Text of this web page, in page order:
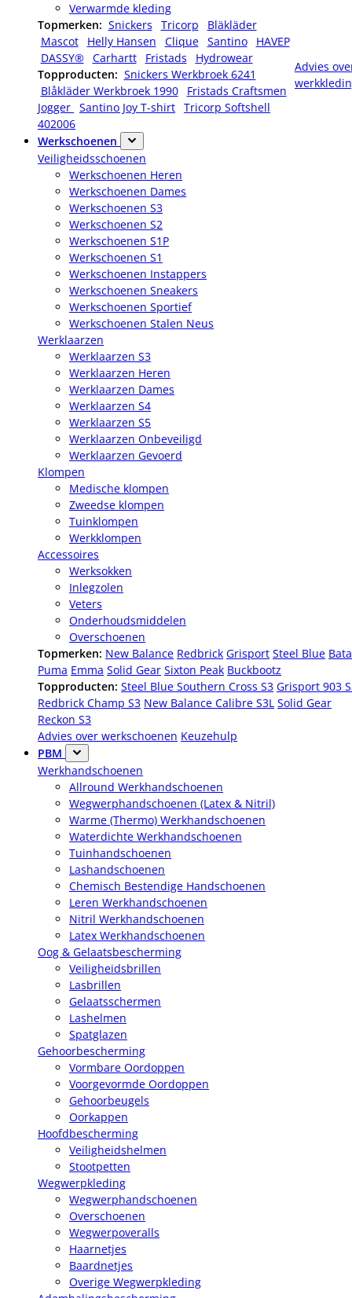
Verwarmde kleding
Topmerken: Snickers Tricorp
Bläkläder
Mascot
Helly Hansen Clique Santino
HAVEP
DASSY®
Carhartt Fristads
Hydrowear
Topproducten: Snickers Werkbroek 6241
Blåkläder Werkbroek 1990
Fristads Craftsmen
Jogger Santino Joy T-shirt Tricorp Softshell
402006
Advies
Werkschoenen
Veiligheidsschoenen
Werkschoenen Heren
Werkschoenen Dames
Werkschoenen S3
Werkschoenen S2
Werkschoenen S1P
Werkschoenen S1
Werkschoenen Instappers
Werkschoenen Sneakers
Werkschoenen Sportief
Werkschoenen Stalen Neus
Werklaarzen
Werklaarzen S3
Werklaarzen Heren
Werklaarzen Dames
Werklaarzen S4
Werklaarzen S5
Werklaarzen Onbeveiligd
Werklaarzen Gevoerd
Klompen
Medische klompen
Zweedse klompen
Tuinklompen
Werkklompen
Accessoires
Werksokken
Inlegzolen
Veters
Onderhoudsmiddelen
Overschoenen
Topmerken: New Balance Redbrick Grisport Steel Blue Bata
Puma Emma Solid Gear Sixton Peak Buckbootz
Topproducten: Steel Blue Southern Cross S3 Grisport 903
Redbrick Champ S3 New Balance Calibre S3L Solid Gear
Reckon S3
Advies over werkschoenen Keuzehulp
PBM
Werkhandschoenen
Allround Werkhandschoenen
Wegwerphandschoenen (Latex & Nitril)
Warme (Thermo) Werkhandschoenen
Waterdichte Werkhandschoenen
Tuinhandschoenen
Lashandschoenen
Chemisch Bestendige Handschoenen
Leren Werkhandschoenen
Nitril Werkhandschoenen
Latex Werkhandschoenen
Oog & Gelaatsbescherming
Veiligheidsbrillen
Lasbrillen
Gelaatsschermen
Lashelmen
Spatglazen
Gehoorbescherming
Vormbare Oordoppen
Voorgevormde Oordoppen
Gehoorbeugels
Oorkappen
Hoofdbescherming
Veiligheidshelmen
Stootpetten
Wegwerpkleding
Wegwerphandschoenen
Overschoenen
Wegwerpoveralls
Haarnetjes
Baardnetjes
Overige Wegwerpkleding